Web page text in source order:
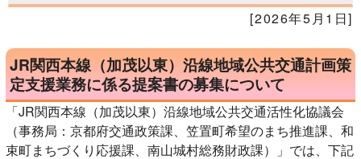
[2026年5月1日]
JR関西本線（加茂以東）沿線地域公共交通計画策
定支援業務に係る提案書の募集について
「JR関西本線（加茂以東）沿線地域公共交通活性化協議会
（事務局：京都府交通政策課、笠置町希望のまち推進課、和
束町まちづくり応援課、南山城村総務財政課）」では、下記